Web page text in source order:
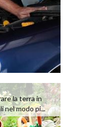
la terra in
nel modo pi...